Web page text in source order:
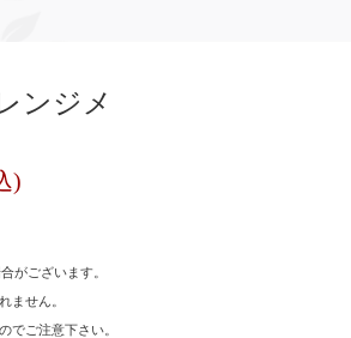
ンジメ
)
がございます。
ません。
でご注意下さい。